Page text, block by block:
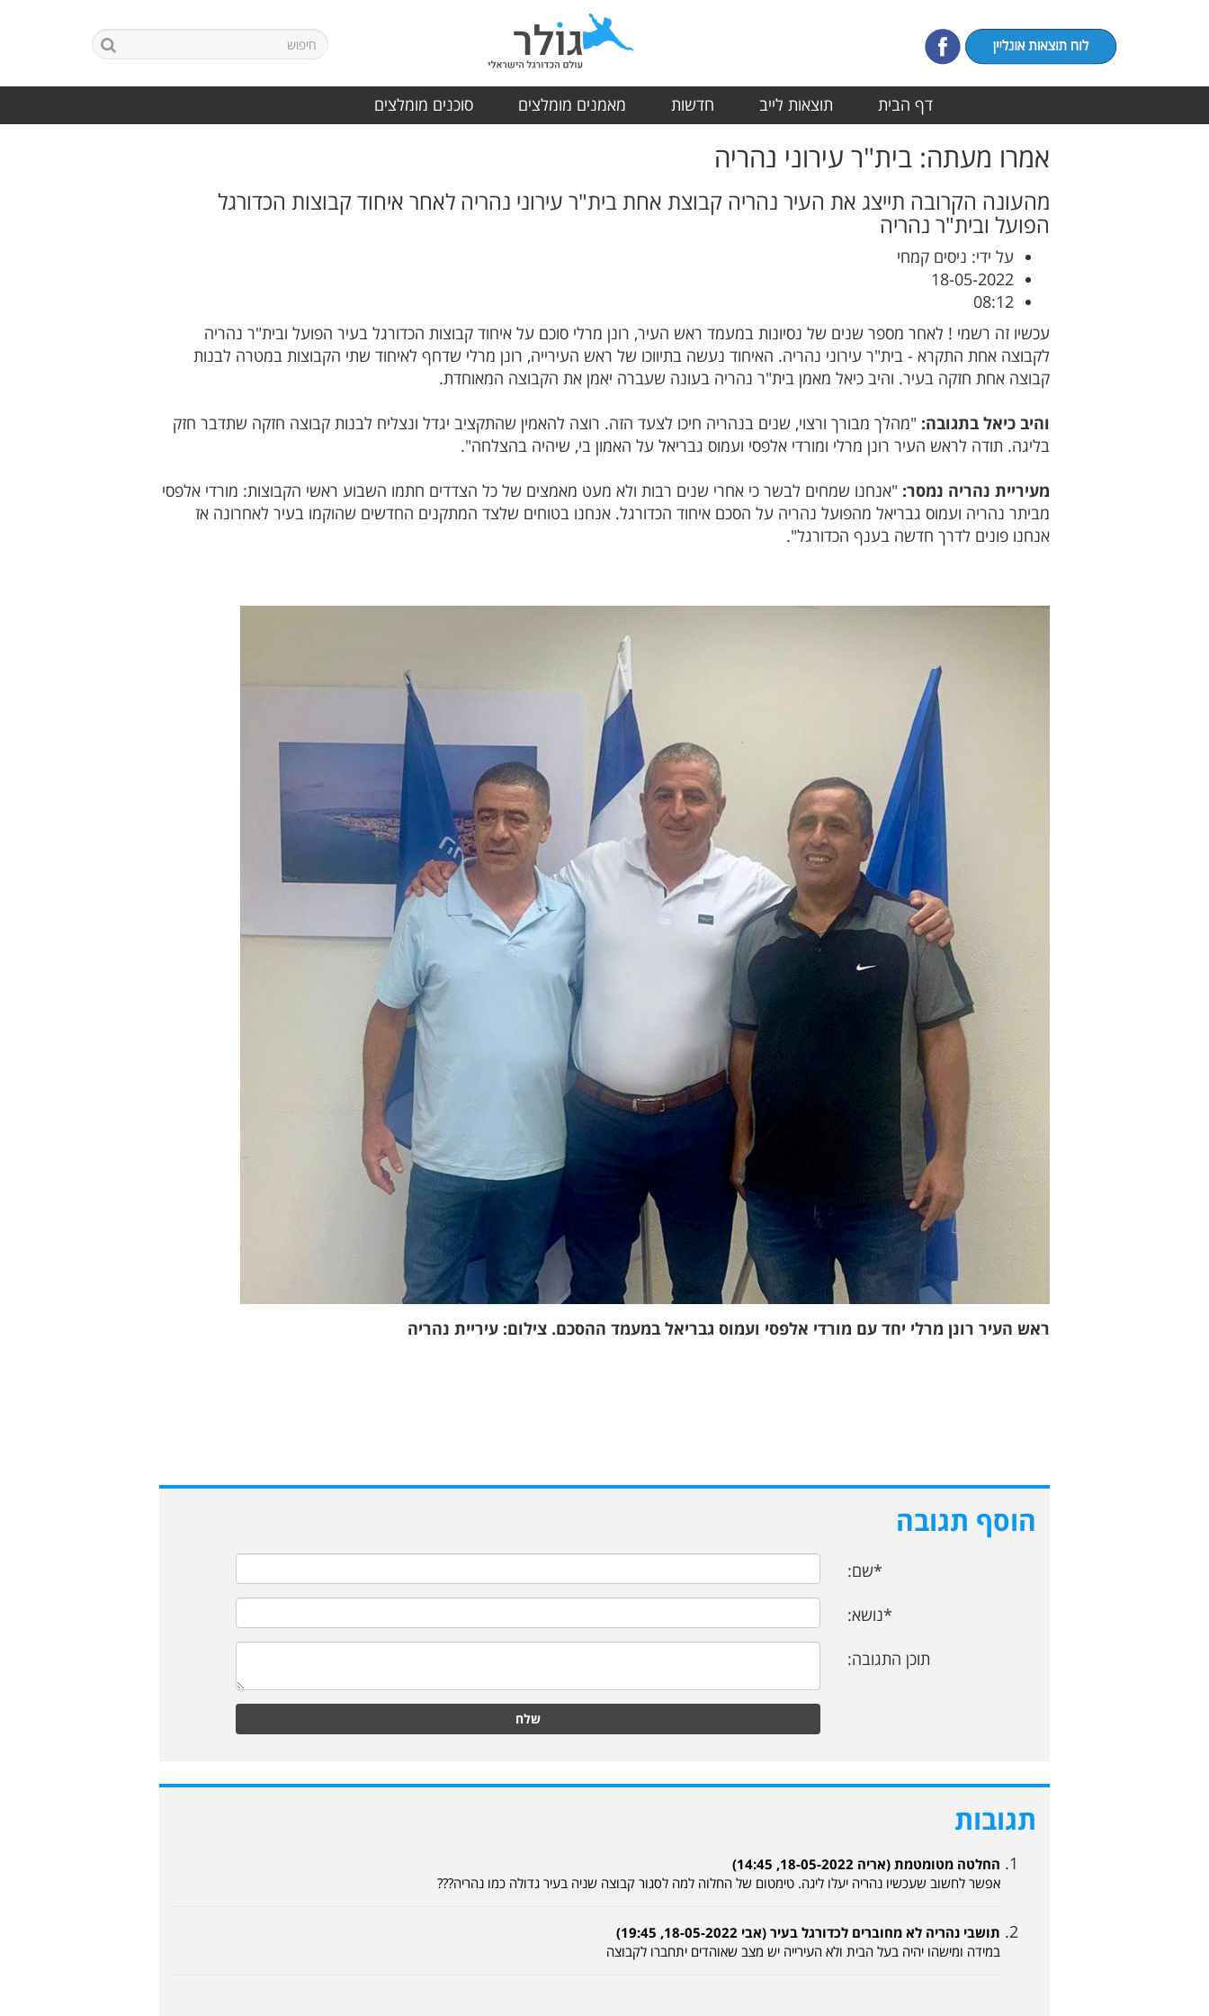
דף הבית תוצאות לייב חדשות מאמנים מומלצים סוכנים מומלצים
אמרו מעתה: בית"ר עירוני נהריה
מהעונה הקרובה תייצג את העיר נהריה קבוצת אחת בית"ר עירוני נהריה לאחר איחוד קבוצות הכדורגל
הפועל ובית"ר נהריה
על ידי: ניסים קמחי
18-05-2022
08:12
עכשיו זה רשמי ! לאחר מספר שנים של נסיונות במעמד ראש העיר, רונן מרלי סוכם על איחוד קבוצות הכדורגל בעיר הפועל ובית"ר נהריה
לקבוצה אחת התקרא - בית"ר עירוני נהריה. האיחוד נעשה בתיווכו של ראש העירייה, רונן מרלי שדחף לאיחוד שתי הקבוצות במטרה לבנות
קבוצה אחת חזקה בעיר. והיב כיאל מאמן בית"ר נהריה בעונה שעברה יאמן את הקבוצה המאוחדת.
והיב כיאל בתגובה: "מהלך מבורך ורצוי, שנים בנהריה חיכו לצעד הזה. רוצה להאמין שהתקציב יגדל ונצליח לבנות קבוצה חזקה שתדבר חזק
בליגה. תודה לראש העיר רונן מרלי ומורדי אלפסי ועמוס גבריאל על האמון בי, שיהיה בהצלחה".
מעיריית נהריה נמסר: "אנחנו שמחים לבשר כי אחרי שנים רבות ולא מעט מאמצים של כל הצדדים חתמו השבוע ראשי הקבוצות: מורדי אלפסי
מביתר נהריה ועמוס גבריאל מהפועל נהריה על הסכם איחוד הכדורגל. אנחנו בטוחים שלצד המתקנים החדשים שהוקמו בעיר לאחרונה אז
אנחנו פונים לדרך חדשה בענף הכדורגל".
ראש העיר רונן מרלי יחד עם מורדי אלפסי ועמוס גבריאל במעמד ההסכם. צילום: עיריית נהריה
הוסף תגובה
*שם:
*נושא:
תוכן התגובה:
שלח
תגובות
החלטה מטומטמת (אריה 18-05-2022, 14:45)
אפשר לחשוב שעכשיו נהריה יעלו ליגה. טימטום של החלוה למה לסגור קבוצה שניה בעיר גדולה כמו נהריה???
תושבי נהריה לא מחוברים לכדורגל בעיר (אבי 18-05-2022, 19:45)
במידה ומישהו יהיה בעל הבית ולא העירייה יש מצב שאוהדים יתחברו לקבוצה